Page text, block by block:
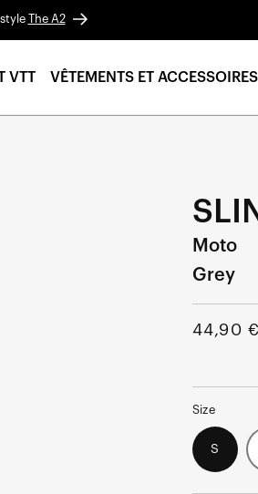
The A2
VTT VÊTEMENTS ET ACCESSOIRES
Moto
Grey
Prix
44,90 €
Size
S